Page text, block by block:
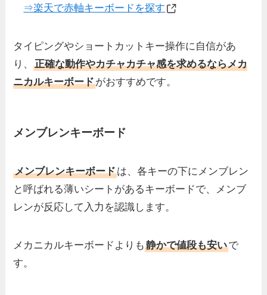
⇒楽天で赤軸キーボードを探す
タイピングやショートカットキー操作に自信があ
り、正確な動作やカチャカチャ感を求めるならメカ
ニカルキーボードがおすすめです。
メンブレンキーボード
メンブレンキーボードは、各キーの下にメンブレン
と呼ばれる薄いシートがあるキーボードで、メンブ
レンが反応して入力を認識します。
メカニカルキーボードよりも静かで値段も安いで
す。